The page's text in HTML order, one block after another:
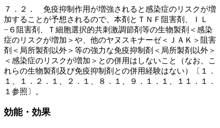
７．２． 免疫抑制作用が増強されると感染症のリスクが増
加することが予想されるので、本剤とＴＮＦ阻害剤、ＩＬ
−６阻害剤、Ｔ細胞選択的共刺激調節剤等の生物製剤＜感染
症のリスクが増加＞や、他のヤヌスキナーゼ＜ＪＡＫ＞阻害
剤＜局所製剤以外＞等の強力な免疫抑制剤＜局所製剤以外＞
＜感染症のリスクが増加＞との併用はしないこと（なお、こ
れらの生物製剤及び免疫抑制剤との併用経験はない）〔１．
１、１．２．１、２．１、８．１、９．１．１、１１．１．
１参照〕。
効能・効果